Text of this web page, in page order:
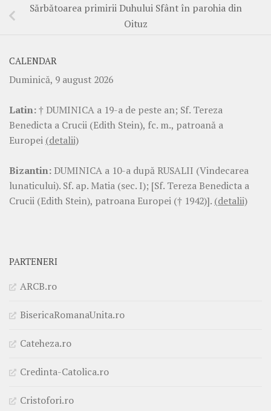
Sărbătoarea primirii Duhului Sfânt în parohia din
Oituz
CALENDAR
Duminică, 9 august 2026
Latin:† DUMINICA a 19-a de peste an; Sf. Tereza
Benedicta a Crucii (Edith Stein), fc. m., patroană a
Europei (detalii)
Bizantin: DUMINICA a 10-a după RUSALII (Vindecarea
lunaticului). Sf. ap. Matia (sec. I); [Sf. Tereza Benedicta a
Crucii (Edith Stein), patroana Europei († 1942)]. (detalii)
PARTENERI
ARCB.ro
BisericaRomanaUnita.ro
Cateheza.ro
Credinta-Catolica.ro
Cristofori.ro